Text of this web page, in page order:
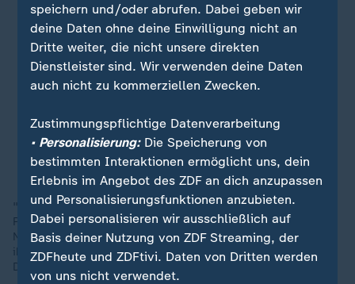
"Ich würde fast die Wette eingehen, dass die selbsternannten
Patrioten, AfD, fast täglich beten, damit die
Nationalmannschaft rausfliegt, damit sie sagen können: 'Seht
ihr, wir haben es doch gesagt, das sind keine echten
Deutschen. Deshalb sind wir rausgeflogen'", sagt Güler.
speichern und/oder abrufen. Dabei geben wir
deine Daten ohne deine Einwilligung nicht an
Dritte weiter, die nicht unsere direkten
Dienstleister sind. Wir verwenden deine Daten
auch nicht zu kommerziellen Zwecken.
Zustimmungspflichtige Datenverarbeitung
• Personalisierung:Die Speicherung von
bestimmten Interaktionen ermöglicht uns, dein
Erlebnis im Angebot des ZDF an dich anzupassen
und Personalisierungsfunktionen anzubieten.
Dabei personalisieren wir ausschließlich auf
Basis deiner Nutzung von ZDF Streaming, der
ZDFheute und ZDFtivi. Daten von Dritten werden
von uns nicht verwendet.